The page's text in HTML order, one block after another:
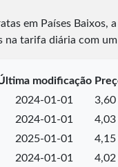
em Países Baixos,
na tarifa diária com
modificação
2024-01-01 3,60
2024-01-01 4,03
2025-01-01 4,15
2024-01-01 4,02